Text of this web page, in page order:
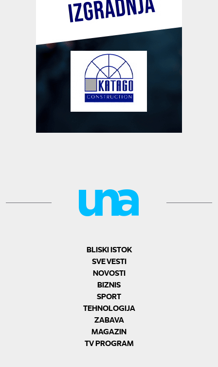
BLISKI ISTOK
SVE VESTI
NOVOSTI
BIZNIS
SPORT
TEHNOLOGIJA
ZABAVA
MAGAZIN
TV PROGRAM